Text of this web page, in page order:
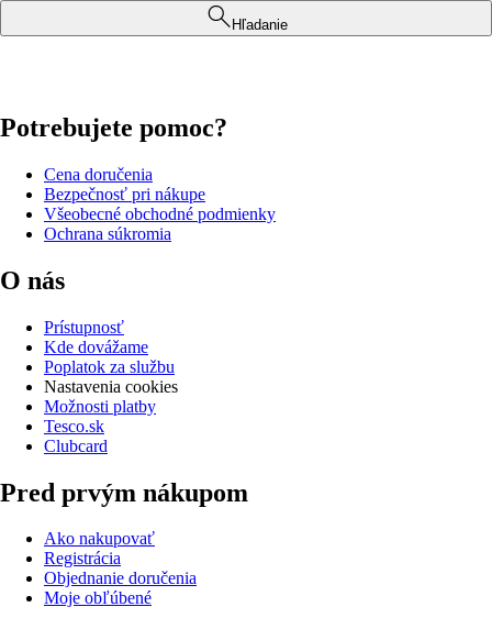
Hľadanie
Potrebujete pomoc?
Cena doručenia
Bezpečnosť pri nákupe
Všeobecné obchodné podmienky
Ochrana súkromia
O nás
Prístupnosť
Kde dovážame
Poplatok za službu
Nastavenia cookies
Možnosti platby
Tesco.sk
Clubcard
Pred prvým nákupom
Ako nakupovať
Registrácia
Objednanie doručenia
Moje obľúbené